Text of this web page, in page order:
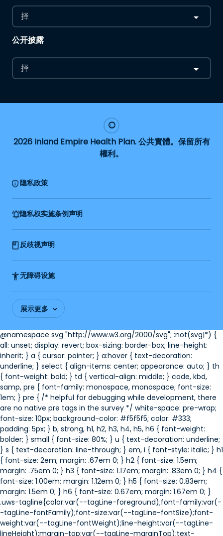
择
公开披露
择
2026 Inland Empire Health Plan. 公共實體。保留所有
權利。
隐私政策
隐私权实施条例声明
反歧视声明
无障碍设施
展示更多